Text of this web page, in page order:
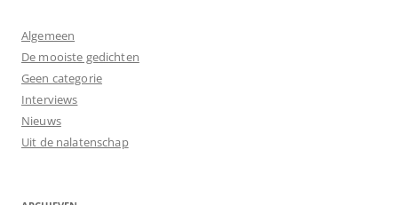
Algemeen
De mooiste gedichten
Geen categorie
Interviews
Nieuws
Uit de nalatenschap